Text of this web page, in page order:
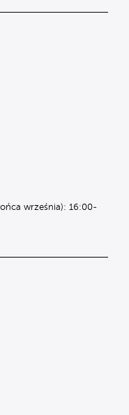
września): 16:00-